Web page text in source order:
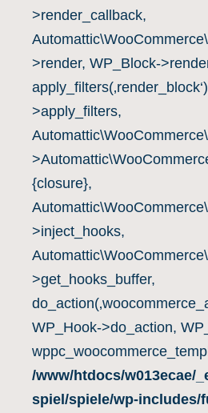
>render_callback,
>render, WP_Block-
>apply_filters,
{closure},
>inject_hooks,
>get_hooks_buffer,
WP_Hook->do_action,
/www/htdocs/w013ecae/
spiel/spiele/wp-includes/